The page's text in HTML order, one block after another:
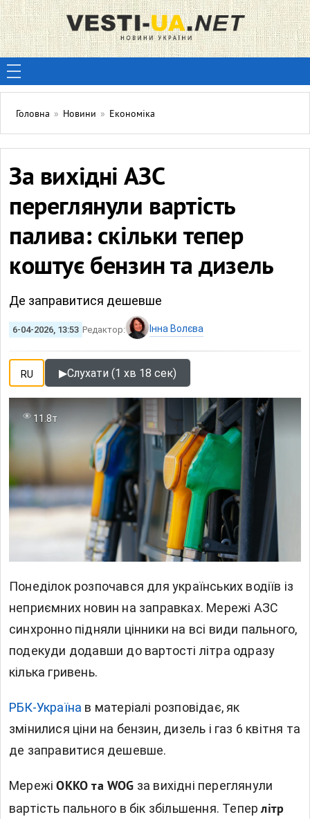
Головна » Новини » Економіка
За вихідні АЗС
переглянули вартість
палива: скільки тепер
коштує бензин та дизель
Де заправитися дешевше
6-04-2026, 13:53 Редактор: Інна Волєва
RU ▶Слухати (1 хв 18 сек)
11.8т
Понеділок розпочався для українських водіїв із
неприємних новин на заправках. Мережі АЗС
синхронно підняли цінники на всі види пального,
подекуди додавши до вартості літра одразу
кілька гривень.
РБК-Україна в матеріалі розповідає, як
змінилися ціни на бензин, дизель і газ 6 квітня та
де заправитися дешевше.
Мережі OKKO та WOG за вихідні переглянули
вартість пального в бік збільшення. Тепер літр